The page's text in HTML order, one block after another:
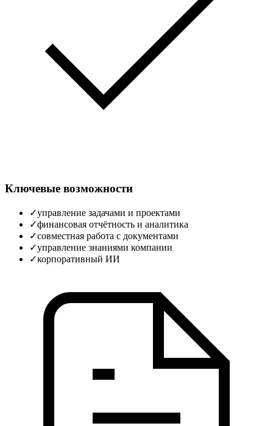
Ключевые возможности
✓управление задачами и проектами
✓финансовая отчётность и аналитика
✓совместная работа с документами
✓управление знаниями компании
✓корпоративный ИИ